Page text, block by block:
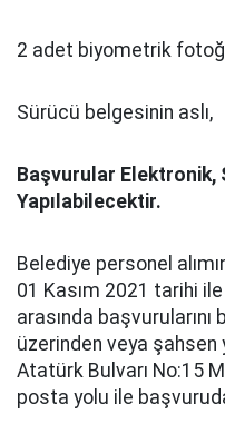
2 adet biyometrik
Sürücü belgesinin aslı,
Başvurular Elektronik,
Yapılabilecektir.
Belediye personel
01 Kasım 2021 tarihi
arasında
üzerinden veya şahsen
Atatürk Bulvarı No:15
posta yolu ile